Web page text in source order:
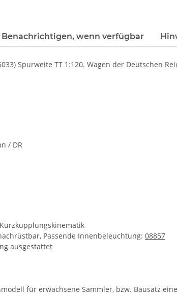
Benachrichtigen, wenn verfügbar
Spurweite TT 1:120. Wagen der Deutschen
/ DR
Passende Innenbeleuchtung: 08857
ausgestattet
für erwachsene Sammler, bzw. Bausatz